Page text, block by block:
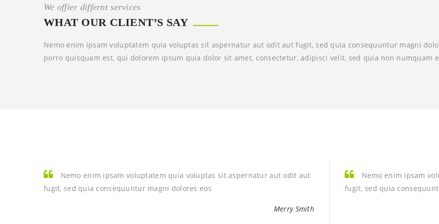
We offier differnt services
WHAT OUR CLIENT’S SAY
Nemo enim ipsam voluptatem quia voluptas sit aspernatur aut odit aut fugit, sed quia consequuntur magni
porro quisquam est, qui dolorem ipsum quia dolor sit amet, consectetur, adipisci velit, sed quia non numquam
Nemo enim ipsam voluptatem quia voluptas sit aspernatur aut odit aut
fugit, sed quia consequuntur magni dolores eos
Merry Smith
Nemo enim ipsam
fugit, sed quia